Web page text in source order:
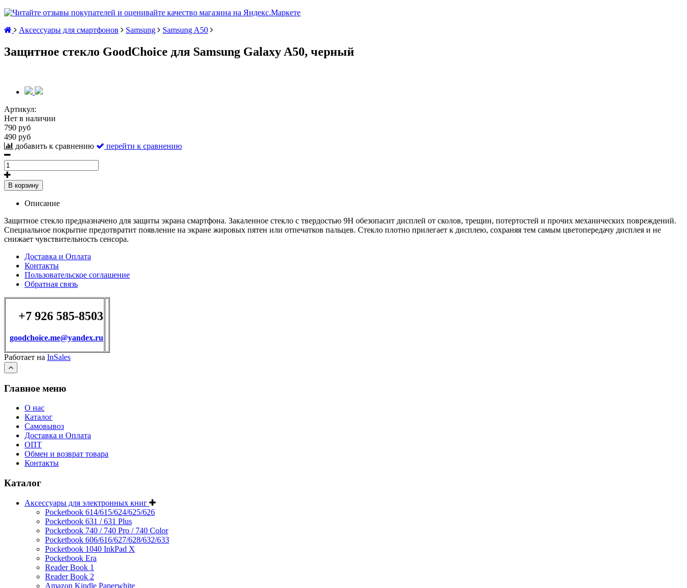
Аксессуары для смартфонов Samsung Samsung A50
Защитное стекло GoodChoice для Samsung Galaxy A50, черный
Артикул:
Нет в наличии
790 руб
490 руб
добавить к сравнению
перейти к сравнению
В корзину
Описание
Защитное стекло предназначено для защиты экрана смартфона. Закаленное стекло с твердостью 9H обезопасит дисплей от сколов, трещин, потертостей и прочих механических повреждений.
Специальное покрытие предотвратит появление на экране жировых пятен или отпечатков пальцев. Стекло плотно прилегает к дисплею, сохраняя тем самым цветопередачу дисплея и не
снижает чувствительность сенсора.
Доставка и Оплата
Контакты
Пользовательское соглашение
Обратная связь
+7 926 585-8503
goodchoice.me@yandex.ru
Работает на InSales
Главное меню
О нас
Каталог
Самовывоз
Доставка и Оплата
ОПТ
Обмен и возврат товара
Контакты
Каталог
Аксессуары для электронных книг
Pocketbook 614/615/624/625/626
Pocketbook 631 / 631 Plus
Pocketbook 740 / 740 Pro / 740 Color
Pocketbook 606/616/627/628/632/633
Pocketbook 1040 InkPad X
Pocketbook Era
Reader Book 1
Reader Book 2
Amazon Kindle Paperwhite